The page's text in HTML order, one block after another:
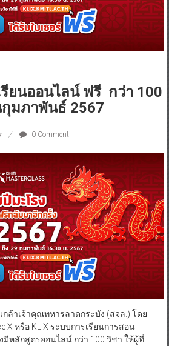
ยนออนไลน์ ฟรี กว่า 100
มภาพันธ์ 2567
0 Comment
ล้าเจ้าคุณทหารลาดกระบัง (สจล.) โดย
X หรือ KLIX ระบบการเรียนการสอน
หลักสูตรออนไลน์ กว่า 100 วิชา ให้ผู้ที่